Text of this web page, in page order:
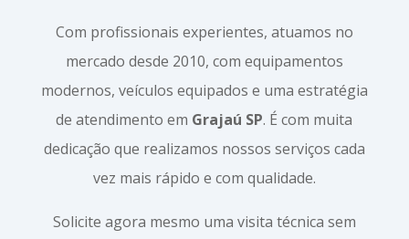
Com profissionais experientes, atuamos no
mercado desde 2010, com equipamentos
modernos, veículos equipados e uma estratégia
de atendimento em Grajaú SP. É com muita
dedicação que realizamos nossos serviços cada
vez mais rápido e com qualidade.
Solicite agora mesmo uma visita técnica sem